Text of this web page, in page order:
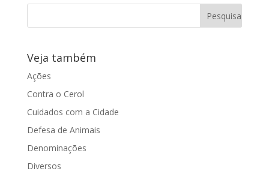
Veja também
Ações
Contra o Cerol
Cuidados com a Cidade
Defesa de Animais
Denominações
Diversos